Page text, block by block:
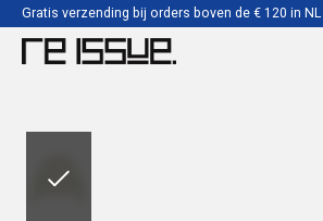
Gratis verzending bij orders boven de € 120 in NL